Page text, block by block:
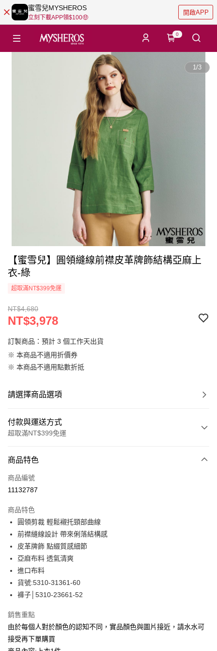
蜜雪兒MYSHEROS
立刻下載APP領$100🤑
開啟APP
0
1/3
【蜜雪兒】圓領縫線前襟皮革牌飾結構亞麻上
衣-綠
超取滿NT$399免運
NT$4,680
NT$3,978
訂製商品：預計 3 個工作天出貨
※ 本商品不適用折價券
※ 本商品不適用點數折抵
請選擇商品選項
付款與運送方式
超取滿NT$399免運
信用卡一次付款
信用卡分期付款
合作金庫商業銀行
華南商業銀行
上海商業儲蓄銀行
國泰世華商業銀行
臺灣中小企業銀行
匯豐（台灣）商業銀行
聯邦商業銀行
元大商業銀行
玉山商業銀行
台灣樂天信用卡公司
LINE Pay
Apple Pay
街口支付
悠遊付
全盈+PAY
貨到付款
運送方式
商品特色
商品編號
11132787
商品特色
圓領剪裁 輕鬆襯托頸部曲線
前襟縫線設計 帶來俐落結構感
皮革牌飾 點綴質感細節
亞麻布料 透氣清爽
進口布料
貨號:5310-31361-60
褲子│5310-23661-52
銷售重點
由於每個人對於顏色的認知不同，實品顏色與圖片接近，請水水可
接受再下單購買